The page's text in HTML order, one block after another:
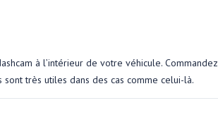
à l’intérieur de votre véhicule. Commandez
sont très utiles dans des cas comme celui-là.